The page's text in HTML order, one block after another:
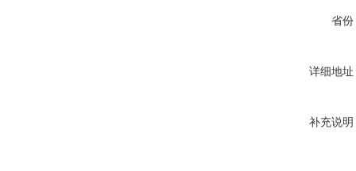
省份
详细地址
补充说明